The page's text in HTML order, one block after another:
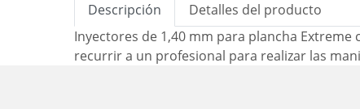
Descripción
Detalles del producto
Inyectores de 1,40 mm para plancha
recurrir a un profesional para realizar las